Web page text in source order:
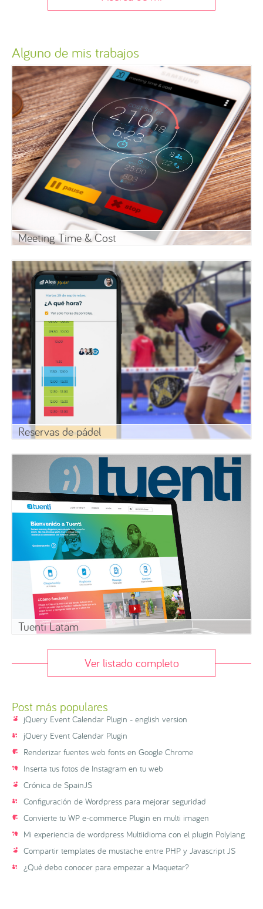
Alguno de mis trabajos
Meeting Time & Cost
Reservas de pádel
Tuenti Latam
Ver listado completo
Post más populares
jQuery Event Calendar Plugin - english version
jQuery Event Calendar Plugin
Renderizar fuentes web fonts en Google Chrome
Inserta tus fotos de Instagram en tu web
Crónica de SpainJS
Configuración de Wordpress para mejorar seguridad
Convierte tu WP e-commerce Plugin en multi imagen
Mi experiencia de wordpress Multiidioma con el plugin Polylang
Compartir templates de mustache entre PHP y Javascript JS
¿Qué debo conocer para empezar a Maquetar?